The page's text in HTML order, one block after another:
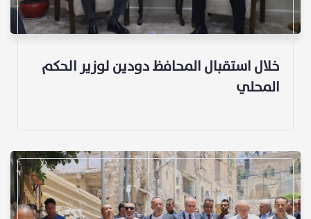
خلال استقبال المحافظ دودين لوزير الحكم
المحلي